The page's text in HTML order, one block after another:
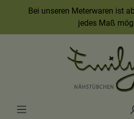
Bei unseren Meterwaren ist
jedes Maß